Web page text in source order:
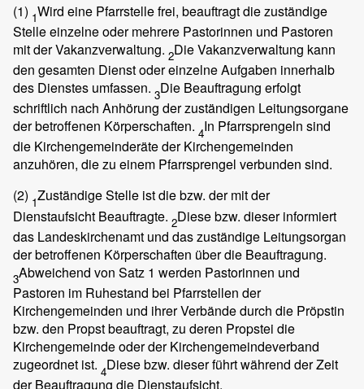
(1) 1Wird eine Pfarrstelle frei, beauftragt die zuständige
Stelle einzelne oder mehrere Pastorinnen und Pastoren
mit der Vakanzverwaltung. 2Die Vakanzverwaltung kann
den gesamten Dienst oder einzelne Aufgaben innerhalb
des Dienstes umfassen. 3Die Beauftragung erfolgt
schriftlich nach Anhörung der zuständigen Leitungsorgane
der betroffenen Körperschaften. 4In Pfarrsprengeln sind
die Kirchengemeinderäte der Kirchengemeinden
anzuhören, die zu einem Pfarrsprengel verbunden sind.
(2) 1Zuständige Stelle ist die bzw. der mit der
Dienstaufsicht Beauftragte. 2Diese bzw. dieser informiert
das Landeskirchenamt und das zuständige Leitungsorgan
der betroffenen Körperschaften über die Beauftragung.
3Abweichend von Satz 1 werden Pastorinnen und
Pastoren im Ruhestand bei Pfarrstellen der
Kirchengemeinden und ihrer Verbände durch die Pröpstin
bzw. den Propst beauftragt, zu deren Propstei die
Kirchengemeinde oder der Kirchengemeindeverband
zugeordnet ist. 4Diese bzw. dieser führt während der Zeit
der Beauftragung die Dienstaufsicht.